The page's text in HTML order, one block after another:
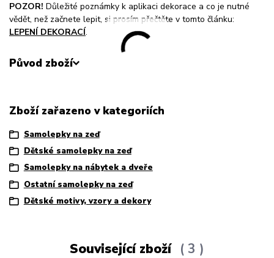
POZOR! Důležité poznámky k aplikaci dekorace a co je nutné
vědět, než začnete lepit, si prosím přečtěte v tomto článku:
LEPENÍ DEKORACÍ.
Původ zboží
Zboží zařazeno v kategoriích
Samolepky na zeď
Dětské samolepky na zeď
Samolepky na nábytek a dveře
Ostatní samolepky na zeď
Dětské motivy, vzory a dekory
Související zboží 3